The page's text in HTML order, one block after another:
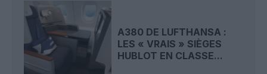
A380 DE LUFTHANSA :
LES « VRAIS » SIÈGES
HUBLOT EN CLASSE...